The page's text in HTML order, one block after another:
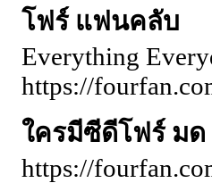
โฟร์ แฟนคลับ
Everything
https://
ใครมีซีดีโฟร์ ม
https://